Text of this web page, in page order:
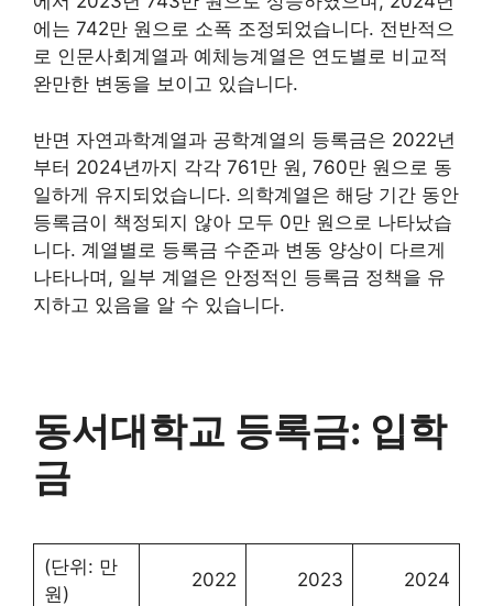
에는 742만 원으로 소폭 조정되었습니다. 전반적으
로 인문사회계열과 예체능계열은 연도별로 비교적
완만한 변동을 보이고 있습니다.
반면 자연과학계열과 공학계열의 등록금은 2022년
부터 2024년까지 각각 761만 원, 760만 원으로 동
일하게 유지되었습니다. 의학계열은 해당 기간 동안
등록금이 책정되지 않아 모두 0만 원으로 나타났습
니다. 계열별로 등록금 수준과 변동 양상이 다르게
나타나며, 일부 계열은 안정적인 등록금 정책을 유
지하고 있음을 알 수 있습니다.
동서대학교 등록금: 입학
금
(단위: 만
원)
2022 2023 2024